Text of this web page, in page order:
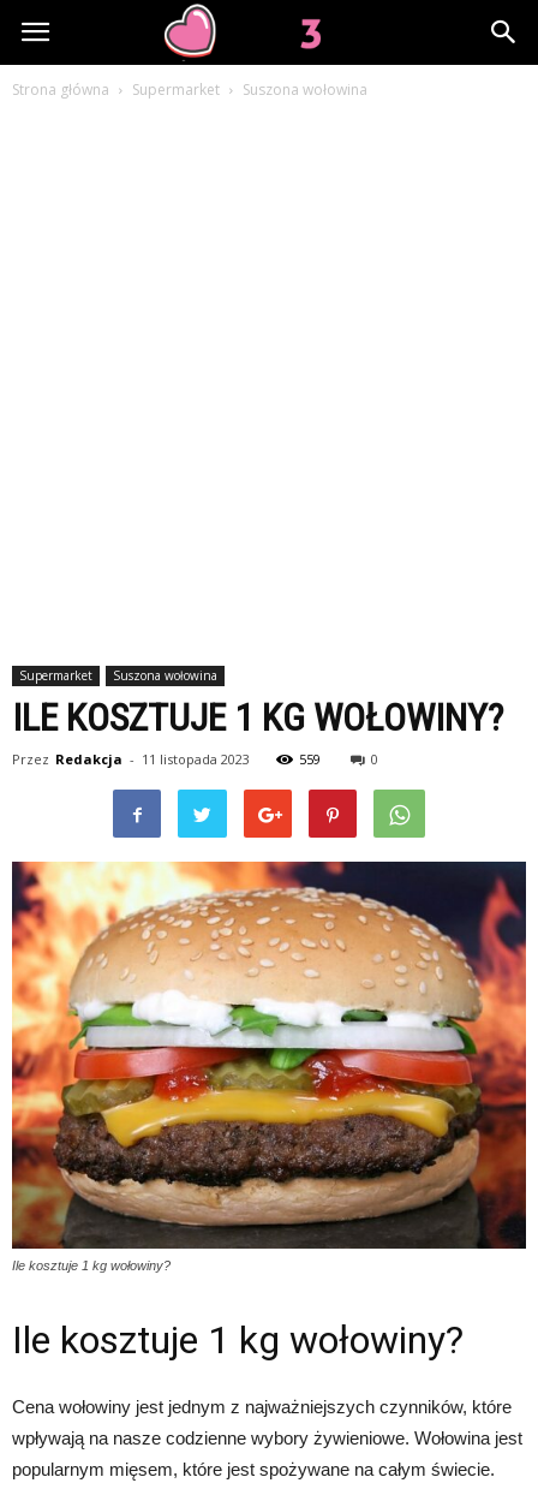
Lov3.pl
Strona główna Supermarket Suszona wołowina
Supermarket Suszona wołowina
ILE KOSZTUJE 1 KG WOŁOWINY?
Przez Redakcja - 11 listopada 2023 559 0
Ile kosztuje 1 kg wołowiny?
Ile kosztuje 1 kg wołowiny?
Cena wołowiny jest jednym z najważniejszych czynników, które
wpływają na nasze codzienne wybory żywieniowe. Wołowina jest
popularnym mięsem, które jest spożywane na całym świecie.